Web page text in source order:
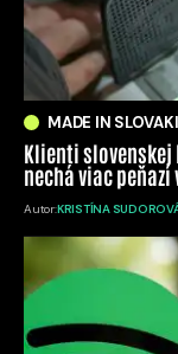
MADE IN
Klienti slovenskej
nechá viac peňazí
Autor:KRISTÍNA